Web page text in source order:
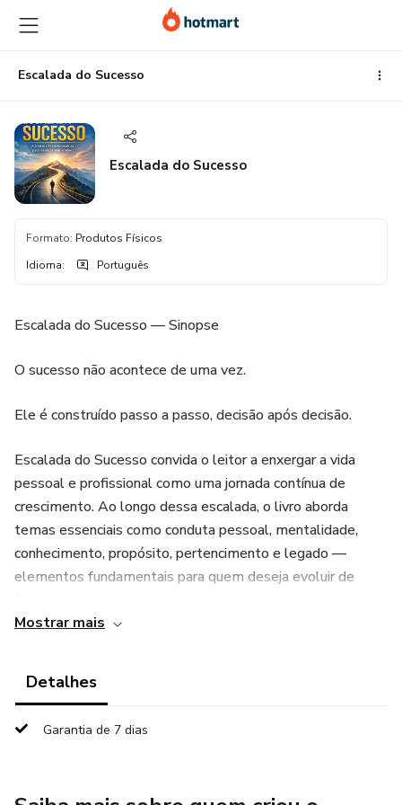
para
o
conteúdo
principal
para
o
pagamento
para
o
rodapé
Escalada do Sucesso
Escalada do Sucesso
Formato: Produtos Físicos
Idioma: Português
Escalada do Sucesso — Sinopse
O sucesso não acontece de uma vez.
Ele é construído passo a passo, decisão após decisão.
Escalada do Sucesso convida o leitor a enxergar a vida
pessoal e profissional como uma jornada contínua de
crescimento. Ao longo dessa escalada, o livro aborda
temas essenciais como conduta pessoal, mentalidade,
conhecimento, propósito, pertencimento e legado —
elementos fundamentais para quem deseja evoluir de
mudança de perspectiva: o verdadeiro sucesso começa
diariamente.
Mostrar mais
Detalhes
Garantia de 7 dias